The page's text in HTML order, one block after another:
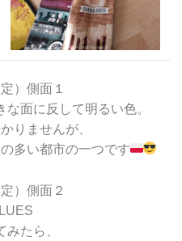
）側面１
面に反して明るい色。
りませんが、
多い都市の一つです
）側面２
みたら、